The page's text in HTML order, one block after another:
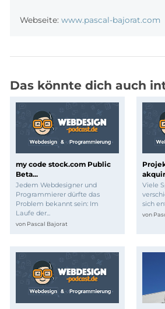
Webseite: www.pascal-bajorat.com
Das könnte dich auch
my code stock.com Public
Beta...
Jedem Webdesigner und
Programmierer dürfte das
Problem bekannt sein: Im
Laufe der...
von Pascal Bajorat
Viele
sich
von